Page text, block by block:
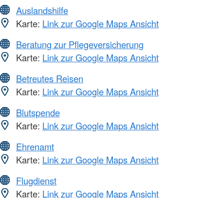
Auslandshilfe
Karte: Link zur Google Maps Ansicht
Beratung zur Pflegeversicherung
Karte: Link zur Google Maps Ansicht
Betreutes Reisen
Karte: Link zur Google Maps Ansicht
Blutspende
Karte: Link zur Google Maps Ansicht
Ehrenamt
Karte: Link zur Google Maps Ansicht
Flugdienst
Karte: Link zur Google Maps Ansicht